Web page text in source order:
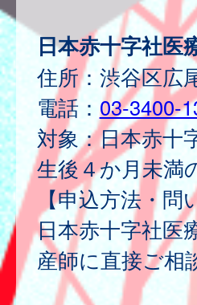
日本赤十字社医
住所：渋谷区広
電話： 03-3400-
対象：日本赤十
生後４か月未満
【申込方法・問
日本赤十字社医
産師に直接ご相